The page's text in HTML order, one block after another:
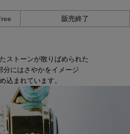
販売終了
ストーンが散りばめられた
分にはさやかをイメージ
込まれています。